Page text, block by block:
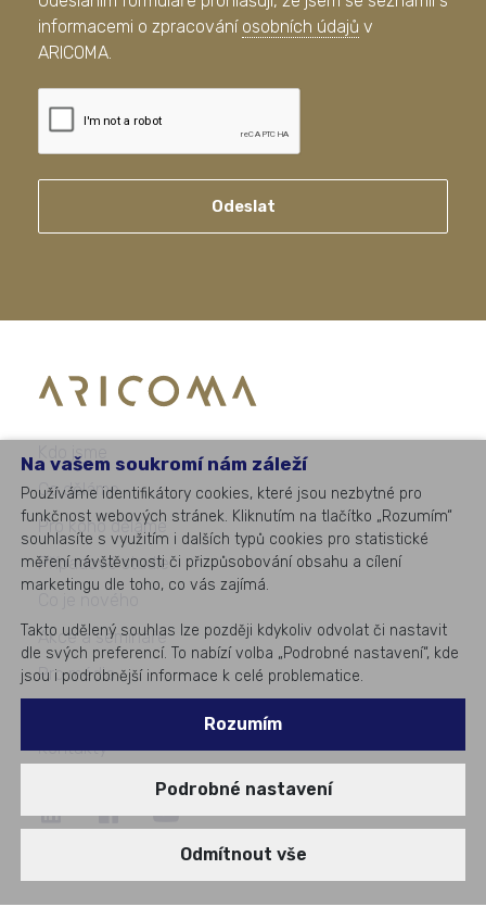
informacemi o zpracování osobních údajů v
ARICOMA.
Odeslat
Na vašem soukromí nám záleží
Používáme identifikátory cookies, které jsou nezbytné pro
funkčnost webových stránek. Kliknutím na tlačítko „Rozumím“
souhlasíte s využitím i dalších typů cookies pro statistické
měření návštěvnosti či přizpůsobování obsahu a cílení
marketingu dle toho, co vás zajímá.
Takto udělený souhlas lze později kdykoliv odvolat či nastavit
dle svých preferencí. To nabízí volba „Podrobné nastavení“, kde
jsou i podrobnější informace k celé problematice.
Rozumím
Podrobné nastavení
Odmítnout vše
Kdo jsme
Co děláme
Pro koho děláme
Případové studie
Co je nového
Akce a semináře
Pro média
Kontakty